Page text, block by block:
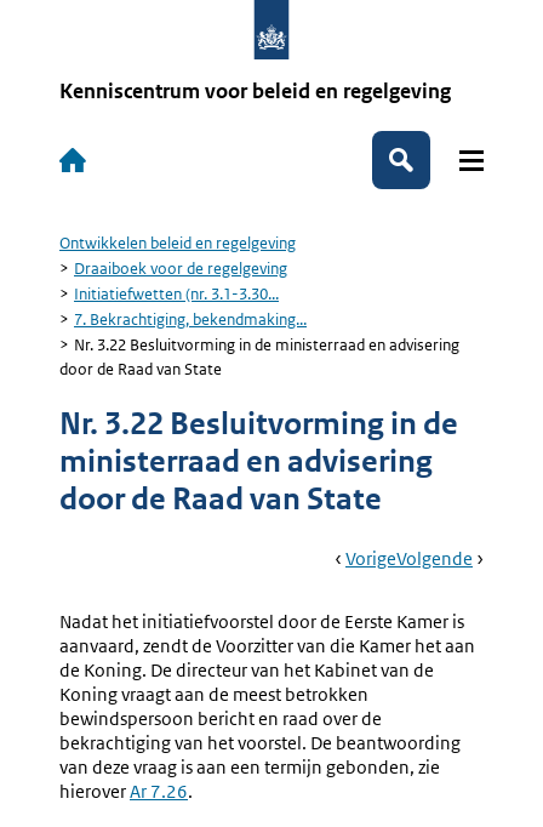
Kenniscentrum voor beleid en regelgeving
Hoofdnavigatie
Zoeken
Kruimelpad
Ontwikkelen beleid en regelgeving
Draaiboek voor de regelgeving
Initiatiefwetten (nr. 3.1-3.30...
7. Bekrachtiging, bekendmaking...
Nr. 3.22 Besluitvorming in de ministerraad en advisering
door de Raad van State
Nr. 3.22 Besluitvorming in de
ministerraad en advisering
door de Raad van State
Book
Ga
VorigePagina:
Algemeen
Ga
Volgende Pagina:
Door
Nadat het initiatiefvoorstel door de Eerste Kamer is
aanvaard, zendt de Voorzitter van die Kamer het aan
de Koning. De directeur van het Kabinet van de
Koning vraagt aan de meest betrokken
bewindspersoon bericht en raad over de
bekrachtiging van het voorstel. De beantwoording
van deze vraag is aan een termijn gebonden, zie
hieroverAr 7.26.